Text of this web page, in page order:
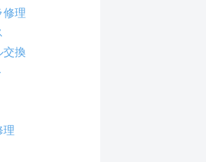
修理
交換
理